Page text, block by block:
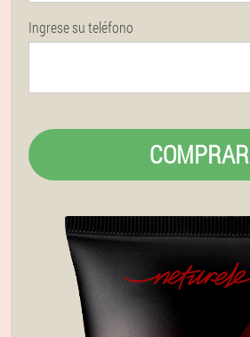
Ingrese su teléfono
COMPRAR